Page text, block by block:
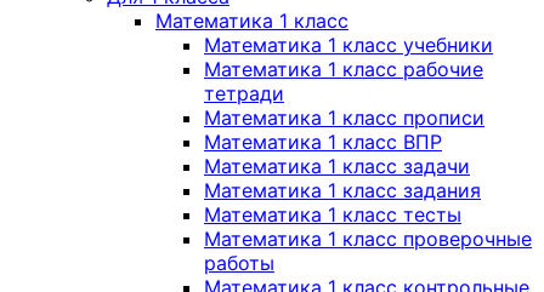
Математика 1 класс
Математика 1 класс учебники
Математика 1 класс рабочие
тетради
Математика 1 класс прописи
Математика 1 класс ВПР
Математика 1 класс задачи
Математика 1 класс задания
Математика 1 класс тесты
Математика 1 класс проверочные
работы
Математика 1 класс контрольные